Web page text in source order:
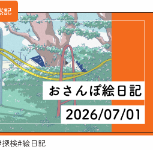
記
検#絵日記